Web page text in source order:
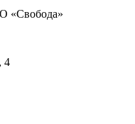
«Свобода»
4